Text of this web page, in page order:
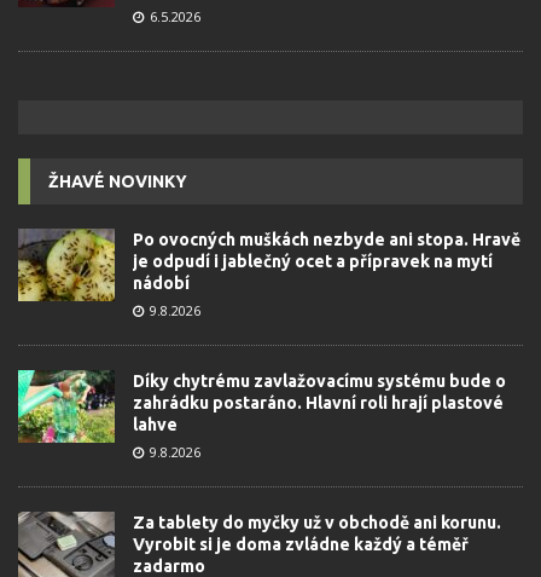
6.5.2026
ŽHAVÉ NOVINKY
Po ovocných muškách nezbyde ani stopa. Hravě
je odpudí i jablečný ocet a přípravek na mytí
nádobí
9.8.2026
Díky chytrému zavlažovacímu systému bude o
zahrádku postaráno. Hlavní roli hrají plastové
lahve
9.8.2026
Za tablety do myčky už v obchodě ani korunu.
Vyrobit si je doma zvládne každý a téměř
zadarmo